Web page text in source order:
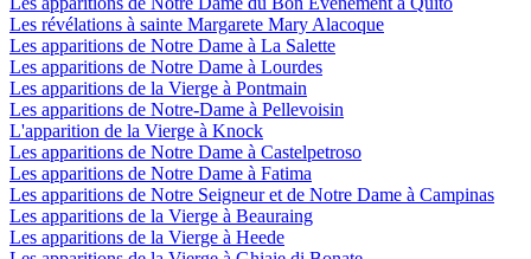
Les révélations à sainte Margarete Mary Alacoque
Les apparitions de Notre Dame à La Salette
Les apparitions de Notre Dame à Lourdes
Les apparitions de la Vierge à Pontmain
Les apparitions de Notre-Dame à Pellevoisin
L'apparition de la Vierge à Knock
Les apparitions de Notre Dame à Castelpetroso
Les apparitions de Notre Dame à Fatima
Les apparitions de Notre Seigneur et de Notre Dame à Campinas
Les apparitions de la Vierge à Beauraing
Les apparitions de la Vierge à Heede